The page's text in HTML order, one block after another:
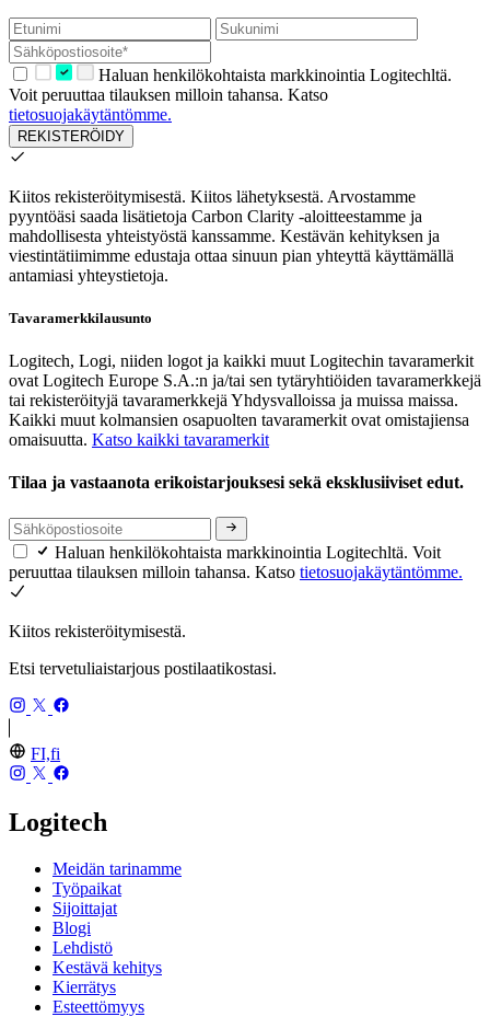
Haluan henkilökohtaista markkinointia Logitechltä.
Voit peruuttaa tilauksen milloin tahansa. Katso
tietosuojakäytäntömme.
REKISTERÖIDY
Kiitos rekisteröitymisestä. Kiitos lähetyksestä. Arvostamme
pyyntöäsi saada lisätietoja Carbon Clarity ‑aloitteestamme ja
mahdollisesta yhteistyöstä kanssamme. Kestävän kehityksen ja
viestintätiimimme edustaja ottaa sinuun pian yhteyttä käyttämällä
antamiasi yhteystietoja.
Tavaramerkkilausunto
Logitech, Logi, niiden logot ja kaikki muut Logitechin tavaramerkit
ovat Logitech Europe S.A.:n ja/tai sen tytäryhtiöiden tavaramerkkejä
tai rekisteröityjä tavaramerkkejä Yhdysvalloissa ja muissa maissa.
Kaikki muut kolmansien osapuolten tavaramerkit ovat omistajiensa
omaisuutta. Katso kaikki tavaramerkit
Tilaa ja vastaanota erikoistarjouksesi sekä eksklusiiviset edut.
Haluan henkilökohtaista markkinointia Logitechltä. Voit
peruuttaa tilauksen milloin tahansa. Katso tietosuojakäytäntömme.
Kiitos rekisteröitymisestä.
Etsi tervetuliaistarjous postilaatikostasi.
FI,fi
Logitech
Meidän tarinamme
Työpaikat
Sijoittajat
Blogi
Lehdistö
Kestävä kehitys
Kierrätys
Esteettömyys